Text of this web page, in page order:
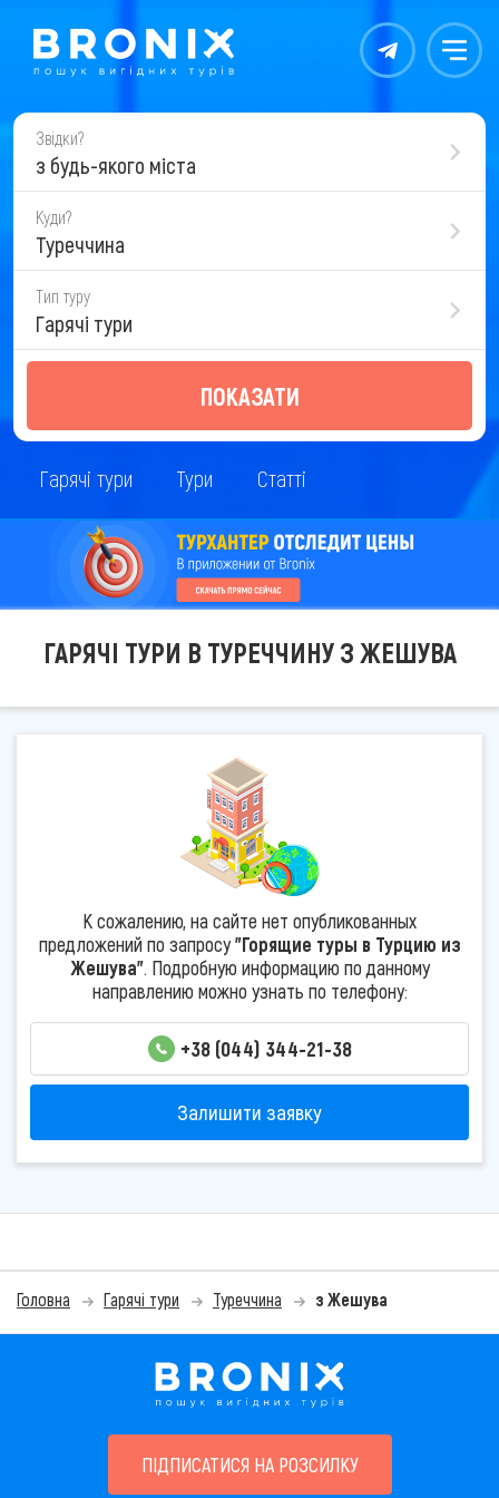
Контакты Меню
Звідки?
з будь-якого міста
Куди?
Туреччина
Тип туру
Гарячі тури
ПОКАЗАТИ
Гарячі тури Тури Статті
ГАРЯЧІ ТУРИ В ТУРЕЧЧИНУ З ЖЕШУВА
К сожалению, на сайте нет опубликованных
предложений по запросу"Горящие туры в Турцию из
Жешува". Подробную информацию по данному
направлению можно узнать по телефону:
+38 (044) 344-21-38
Залишити заявку
Головна Гарячі тури Туреччина з Жешува
ПІДПИСАТИСЯ НА РОЗСИЛКУ